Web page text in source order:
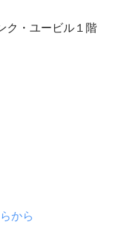
ク・ユービル１階
から